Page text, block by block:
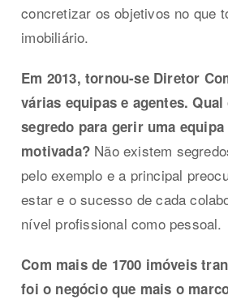
concretizar os objetivos no que
imobiliário.
Em 2013, tornou-se Diretor
várias equipas e agentes.
segredo para gerir uma
motivada? Não existem
pelo exemplo e a principal
estar e o sucesso de cada
nível profissional como pessoal.
Com mais de 1700 imóveis
foi o negócio que mais o